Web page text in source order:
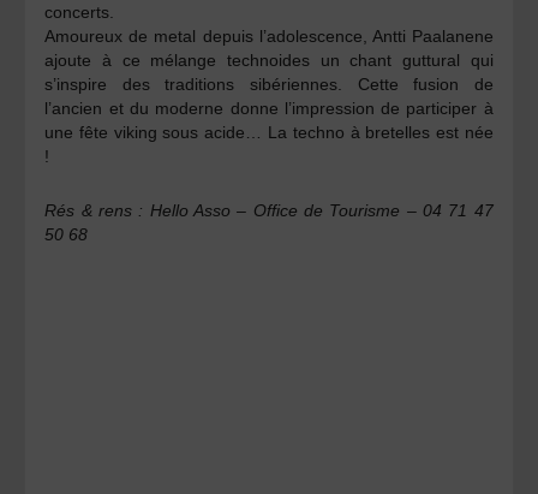
concerts.
Amoureux de metal depuis l’adolescence, Antti Paalanene
ajoute à ce mélange technoides un chant guttural qui
s’inspire des traditions sibériennes. Cette fusion de
l’ancien et du moderne donne l’impression de participer à
une fête viking sous acide… La techno à bretelles est née
!
Rés & rens : Hello Asso – Office de Tourisme – 04 71 47
50 68